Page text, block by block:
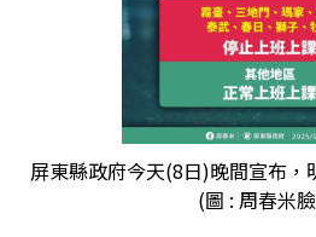
屏東縣政府今天(8日)晚間宣布，
(圖 : 周春米